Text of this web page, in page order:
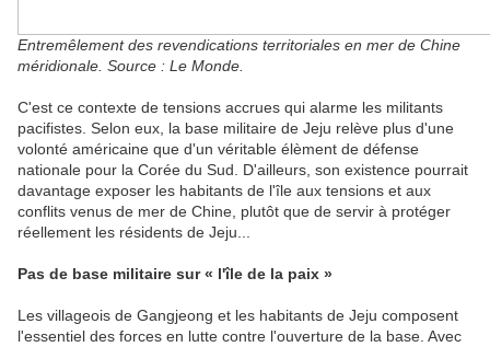
Entremêlement des revendications territoriales en mer de Chine
méridionale. Source : Le Monde.
C'est ce contexte de tensions accrues qui alarme les militants
pacifistes. Selon eux, la base militaire de Jeju relève plus d'une
volonté américaine que d'un véritable élèment de défense
nationale pour la Corée du Sud. D'ailleurs, son existence pourrait
davantage exposer les habitants de l'île aux tensions et aux
conflits venus de mer de Chine, plutôt que de servir à protéger
réellement les résidents de Jeju...
Pas de base militaire sur « l'île de la paix »
Les villageois de Gangjeong et les habitants de Jeju composent
l'essentiel des forces en lutte contre l'ouverture de la base. Avec